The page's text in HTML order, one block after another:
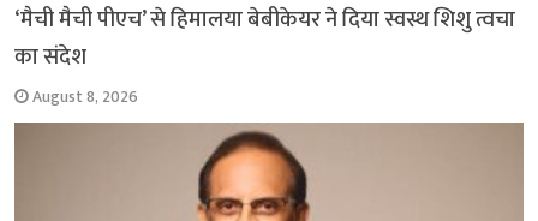
‘मैची मैची पीएच’ से हिमालया बेबीकेयर ने दिया स्वस्थ शिशु त्वचा
का संदेश
August 8, 2026